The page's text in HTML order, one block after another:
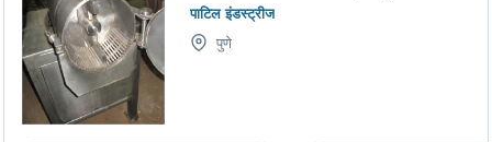
पाटिल इंडस्ट्रीज
पुणे